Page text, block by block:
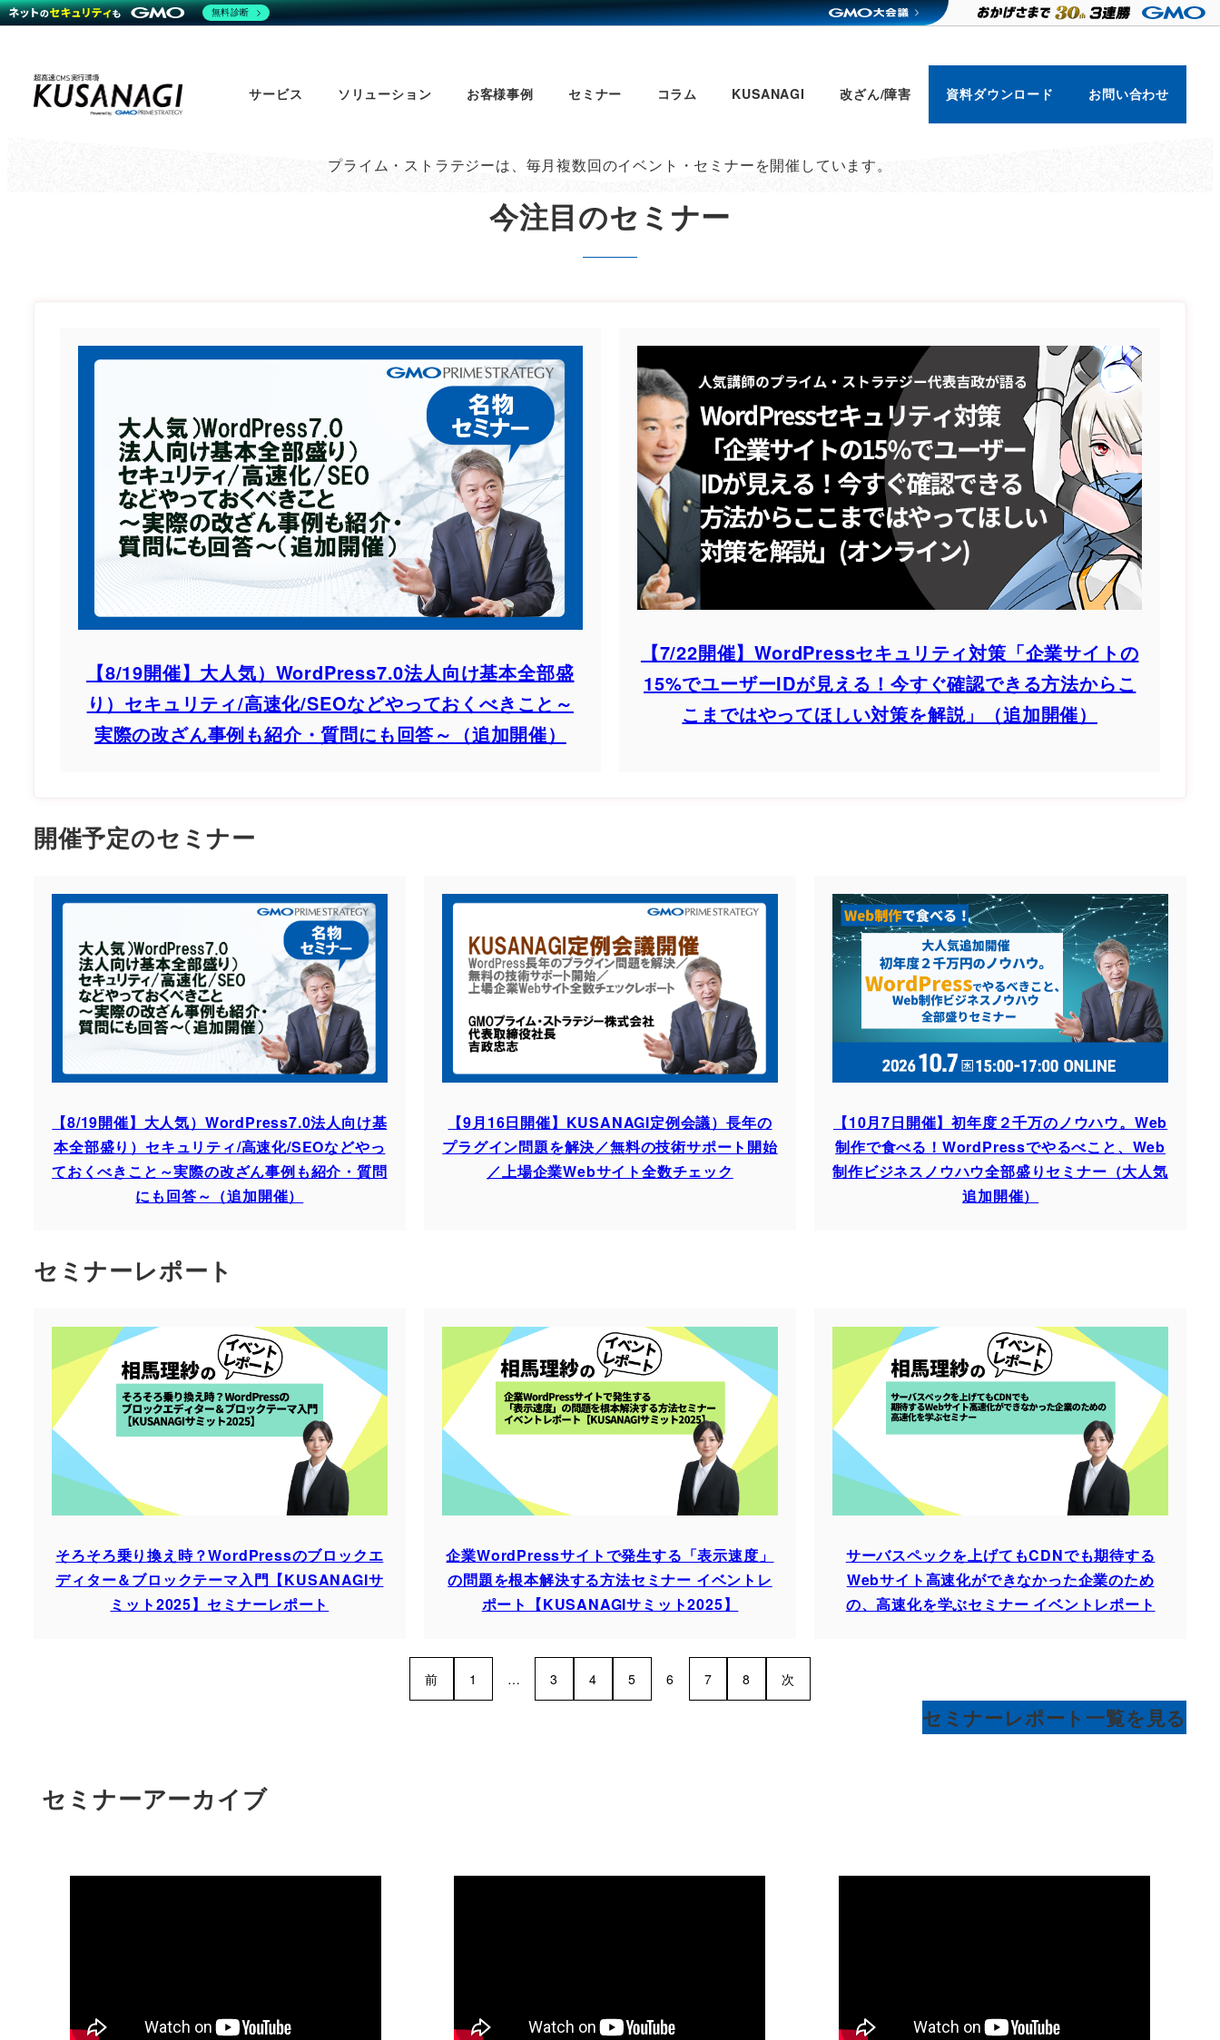
main
サービス ソリューション お客様事例 セミナー コラム KUSANAGI 改ざん/障害 資料ダウンロード お問い合わせ
プライム・ストラテジーは、毎月複数回のイベント・セミナーを開催しています。
今注目のセミナー
【8/19開催】大人気）WordPress7.0法人向け基本全部盛
り）セキュリティ/高速化/SEOなどやっておくべきこと～
実際の改ざん事例も紹介・質問にも回答～（追加開催）
【7/22開催】WordPressセキュリティ対策「企業サイトの
15%でユーザーIDが見える！今すぐ確認できる方法からこ
こまではやってほしい対策を解説」（追加開催）
開催予定のセミナー
【8/19開催】大人気）WordPress7.0法人向け基
本全部盛り）セキュリティ/高速化/SEOなどやっ
ておくべきこと～実際の改ざん事例も紹介・質問
にも回答～（追加開催）
【9月16日開催】KUSANAGI定例会議）長年の
プラグイン問題を解決／無料の技術サポート開始
／上場企業Webサイト全数チェック
【10月7日開催】初年度２千万のノウハウ。Web
制作で食べる！WordPressでやるべこと、Web
制作ビジネスノウハウ全部盛りセミナー（大人気
追加開催）
セミナーレポート
そろそろ乗り換え時？WordPressのブロックエ
ディター＆ブロックテーマ入門【KUSANAGIサ
ミット2025】セミナーレポート
企業WordPressサイトで発生する「表示速度」
の問題を根本解決する方法セミナー イベントレ
ポート【KUSANAGIサミット2025】
サーバスペックを上げてもCDNでも期待する
Webサイト高速化ができなかった企業のため
の、高速化を学ぶセミナー イベントレポート
前 1 … 3 4 5 6 7 8 次
セミナーレポート一覧を見る
セミナーアーカイブ
無料診断